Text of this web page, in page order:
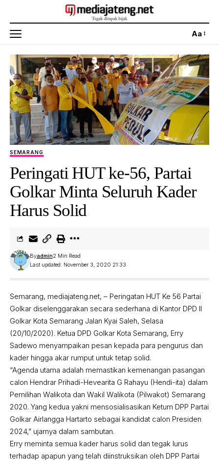
Aa
SEMARANG
Peringati HUT ke-56, Partai
Golkar Minta Seluruh Kader
Harus Solid
Last updated: November 3, 2020 21:33
Byadmin2 Min Read
Semarang, mediajateng.net, – Peringatan HUT Ke 56 Partai
Golkar diselenggarakan secara sederhana di Kantor DPD II
Golkar Kota Semarang Jalan Kyai Saleh, Selasa
(20/10/2020). Ketua DPD Golkar Kota Semarang, Erry
Sadewo menyampaikan pesan kepada para pengurus dan
kader hingga akar rumput untuk tetap solid.
“Agenda utama adalah memastikan kemenangan pasangan
calon Hendrar Prihadi-Hevearita G Rahayu (Hendi-ita) dalam
Pemilihan Walikota dan Wakil Walikota (Pilwakot) Semarang
2020. Yang kedua yakni mensosialisasikan Ketum DPP Partai
Golkar Airlangga Hartarto sebagai kandidat calon Presiden
2024,” ujarnya dalam sambutan.
Erry meminta semua kader harus solid dan tegak lurus
terhadap apapun yang telah diinstruksikan oleh DPP Partai